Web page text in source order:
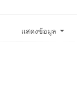
แสดงข้อมูล